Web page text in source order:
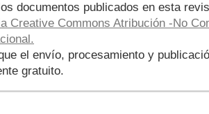
documentos publicados en esta
Creative Commons Atribución -No
el envío, procesamiento y
gratuito.